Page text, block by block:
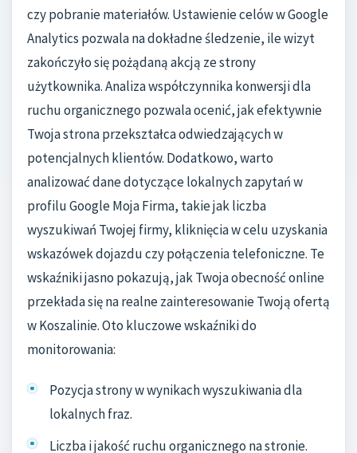
czy pobranie materiałów. Ustawienie celów w Google
Analytics pozwala na dokładne śledzenie, ile wizyt
zakończyło się pożądaną akcją ze strony
użytkownika. Analiza współczynnika konwersji dla
ruchu organicznego pozwala ocenić, jak efektywnie
Twoja strona przekształca odwiedzających w
potencjalnych klientów. Dodatkowo, warto
analizować dane dotyczące lokalnych zapytań w
profilu Google Moja Firma, takie jak liczba
wyszukiwań Twojej firmy, kliknięcia w celu uzyskania
wskazówek dojazdu czy połączenia telefoniczne. Te
wskaźniki jasno pokazują, jak Twoja obecność online
przekłada się na realne zainteresowanie Twoją ofertą
w Koszalinie. Oto kluczowe wskaźniki do
monitorowania:
Pozycja strony w wynikach wyszukiwania dla
lokalnych fraz.
Liczba i jakość ruchu organicznego na stronie.